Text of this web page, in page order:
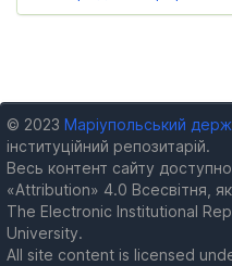
© 2023 Маріупольський
інституційний репозитарій.
Весь контент сайту
«Attribution» 4.0 Всесвітня,
The Electronic Institutional
University.
All site content is licensed